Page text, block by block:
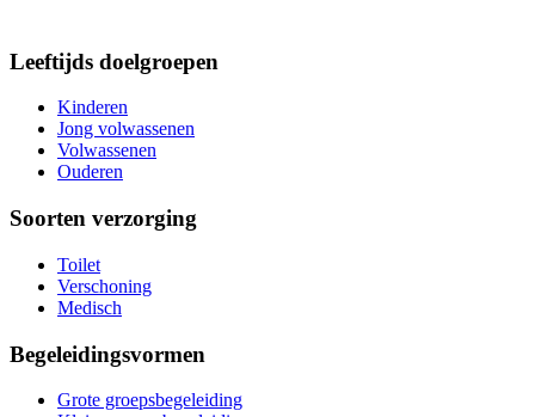
Leeftijds doelgroepen
Kinderen
Jong volwassenen
Volwassenen
Ouderen
Soorten verzorging
Toilet
Verschoning
Medisch
Begeleidingsvormen
Grote groepsbegeleiding